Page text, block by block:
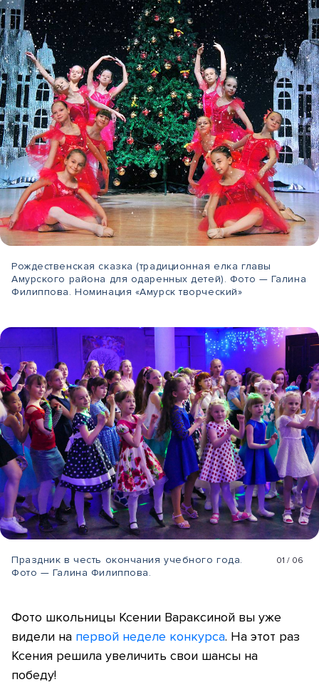
Рождественская сказка (традиционная елка главы
Амурского района для одаренных детей). Фото — Галина
Филиппова. Номинация «Амурск творческий»
Праздник в честь окончания учебного года.
Фото — Галина Филиппова.
01 / 06
Фото школьницы Ксении Вараксиной вы уже
видели на первой неделе конкурса. На этот раз
Ксения решила увеличить свои шансы на
победу!